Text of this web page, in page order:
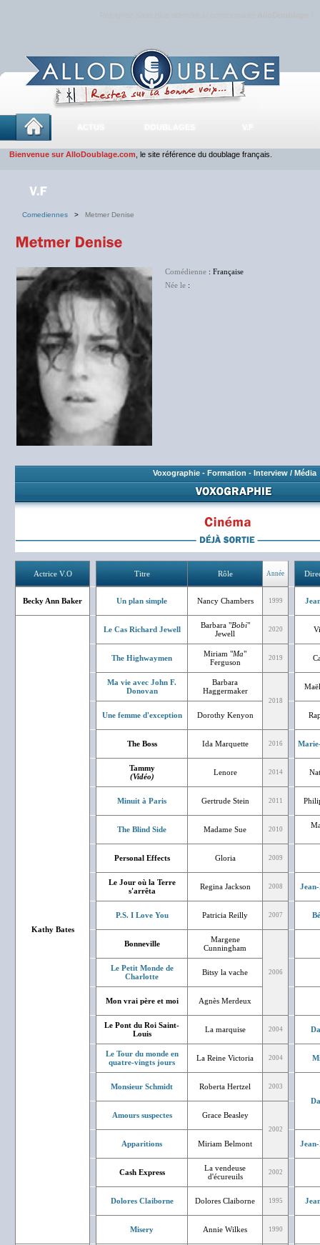
Bienvenue sur AlloDoublage.com , le site référence du doublage français.
Comediennes > Metmer Denise
Comédienne : Française
Née le :
Voxographie - Formation - Interview / Média
Actrice V.O Titre Rôle Année
Becky Ann Baker Un plan simple Nancy Chambers 1999
Kathy Bates
Le Cas Richard Jewell Barbara "Bobi"
Jewell
2020
The Highwaymen Miriam "Ma"
Ferguson
2019
Ma vie avec John F.
Donovan
Barbara
Haggermaker
2018
Une femme d'exception Dorothy Kenyon
The Boss Ida Marquette 2016
Tammy
(Vidéo)
Lenore 2014
Minuit à Paris Gertrude Stein 2011
The Blind Side Madame Sue 2010
Personal Effects Gloria 2009
Le Jour où la Terre
s'arrêta
Regina Jackson 2008
P.S. I Love You Patricia Reilly 2007
Bonneville
Margene
Cunningham
2006
Le Petit Monde de
Charlotte
Bitsy la vache
Mon vrai père et moi Agnès Merdeux
Le Pont du Roi Saint-
Louis
La marquise 2004
Le Tour du monde en
quatre-vingts jours
La Reine Victoria 2004
Monsieur Schmidt Roberta Hertzel 2003
Amours suspectes
Grace Beasley
2002
Apparitions Miriam Belmont
Cash Express
La vendeuse
d'écureuils
2002
Dolores Claiborne Dolores Claiborne 1995
Misery Annie Wilkes 1990